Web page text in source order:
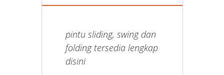
pintu sliding, swing dan
folding tersedia lengkap
disini